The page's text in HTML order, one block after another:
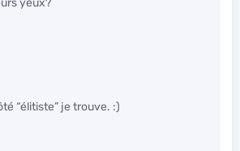
yeux?
“élitiste” je trouve. :)